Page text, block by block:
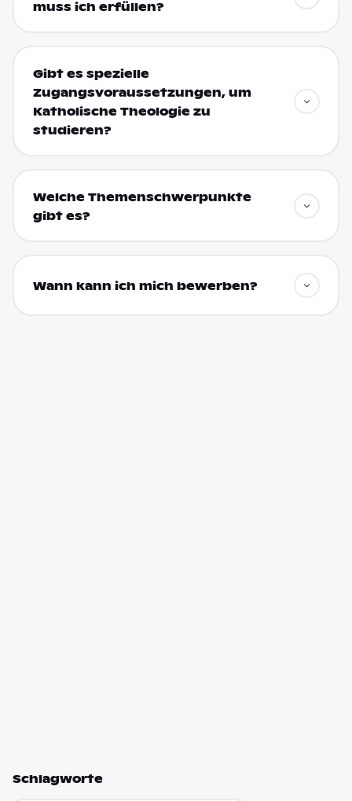
muss ich erfüllen?
Gibt es spezielle
Zugangsvoraussetzungen, um
Katholische Theologie zu
studieren?
Welche Themenschwerpunkte
gibt es?
Wann kann ich mich bewerben?
Schlagworte